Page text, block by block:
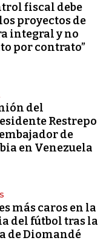
fiscal debe
proyectos de
integral y no
por contrato”
del
Restrepo
de
en Venezuela
más caros en la
del fútbol tras la
de Diomandé